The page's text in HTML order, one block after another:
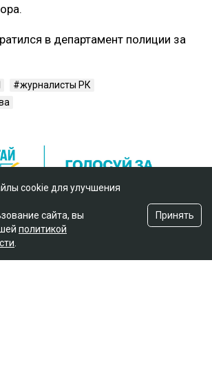
в департамент полиции за
журналисты РК
cookie для улучшения
сайта, вы
политикой
Принять